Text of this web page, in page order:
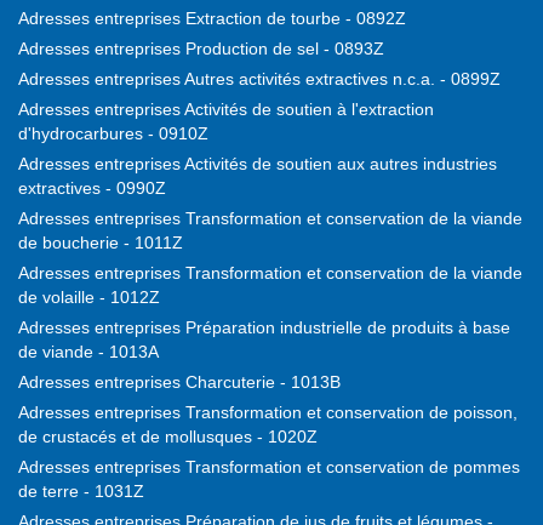
Adresses entreprises Extraction de tourbe - 0892Z
Adresses entreprises Production de sel - 0893Z
Adresses entreprises Autres activités extractives n.c.a. - 0899Z
Adresses entreprises Activités de soutien à l'extraction
d'hydrocarbures - 0910Z
Adresses entreprises Activités de soutien aux autres industries
extractives - 0990Z
Adresses entreprises Transformation et conservation de la viande
de boucherie - 1011Z
Adresses entreprises Transformation et conservation de la viande
de volaille - 1012Z
Adresses entreprises Préparation industrielle de produits à base
de viande - 1013A
Adresses entreprises Charcuterie - 1013B
Adresses entreprises Transformation et conservation de poisson,
de crustacés et de mollusques - 1020Z
Adresses entreprises Transformation et conservation de pommes
de terre - 1031Z